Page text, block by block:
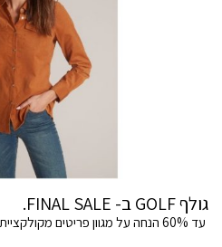
גולף GOLF ב- FINAL SALE.
עד 60% הנחה על מגוון פריטים מקולקציית החורף